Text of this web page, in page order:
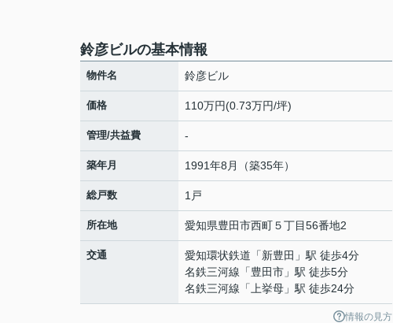
鈴彦ビルの基本情報
物件名 鈴彦ビル
価格 110万円(0.73万円/坪)
管理/共益費 -
築年月 1991年8月（築35年）
総戸数 1戸
所在地 愛知県豊田市西町５丁目56番地2
交通 愛知環状鉄道 「新豊田 」駅 徒歩4分
名鉄三河線 「豊田市 」駅 徒歩5分
名鉄三河線 「 上挙母 」駅 徒歩24分
情報の見方